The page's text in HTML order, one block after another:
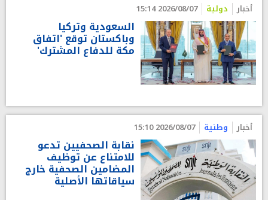
أخبار دولية 2026/08/07 15:14
السعودية وتركيا
وباكستان توقع 'اتفاق
مكة للدفاع المشترك'
أخبار وطنية 2026/08/07 15:10
نقابة الصحفيين تدعو
للامتناع عن توظيف
المضامين الصحفية خارج
سياقاتها الأصلية